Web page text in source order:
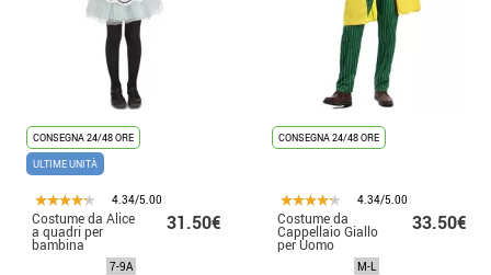
CONSEGNA 24/48 ORE
ULTIME UNITÀ
4.34/5.00
Costume da Alice
a quadri per
bambina
31.50€
7-9A
CONSEGNA 24/48 ORE
4.34/5.00
Costume da
Cappellaio Giallo
per Uomo
33.50€
M-L